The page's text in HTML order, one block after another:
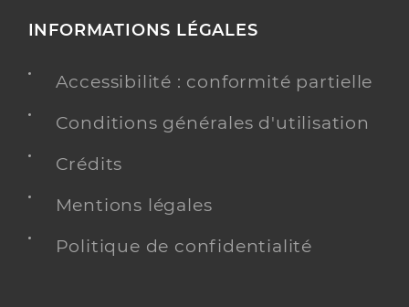
INFORMATIONS LÉGALES
Accessibilité : conformité partielle
Conditions générales d'utilisation
Crédits
Mentions légales
Politique de confidentialité